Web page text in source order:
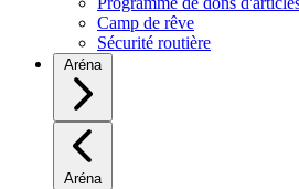
Camp de rêve
Sécurité routière
Aréna
Aréna